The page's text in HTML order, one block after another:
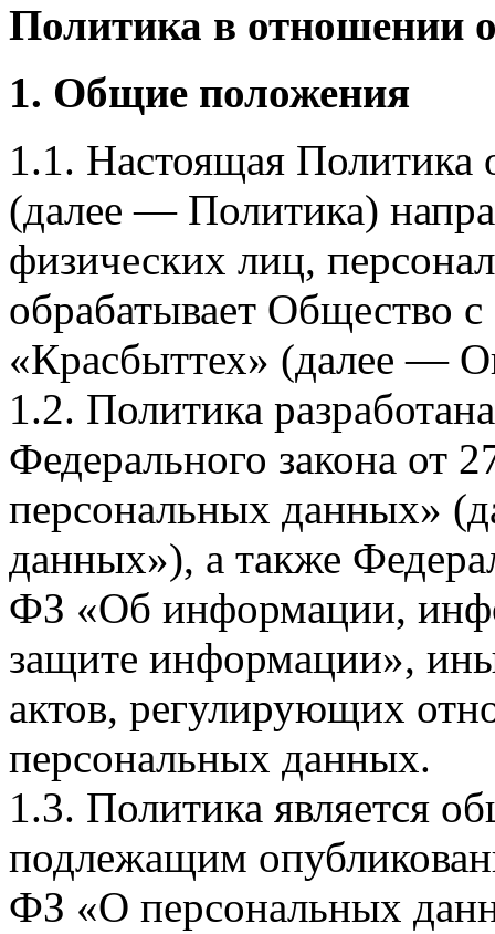
Политика в отношении
1. Общие положения
1.1. Настоящая Политика
(далее — Политика)
физических лиц,
обрабатывает Общество
«Красбыттех» (далее —
1.2. Политика
Федерального закона
персональных данных»
данных»), а также
ФЗ «Об информации,
защите информации»,
актов, регулирующих
персональных данных.
1.3. Политика является
подлежащим
ФЗ «О персональных